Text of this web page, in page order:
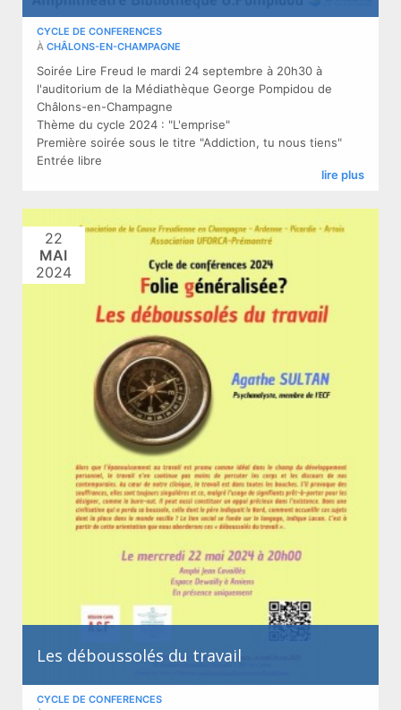
CYCLE DE CONFERENCES
À CHÂLONS-EN-CHAMPAGNE
Soirée Lire Freud le mardi 24 septembre à 20h30 à
l'auditorium de la Médiathèque George Pompidou de
Châlons-en-Champagne
Thème du cycle 2024 : "L'emprise"
Première soirée sous le titre "Addiction, tu nous tiens"
Entrée libre
lire plus
22
MAI
2024
Les déboussolés du travail
CYCLE DE CONFERENCES